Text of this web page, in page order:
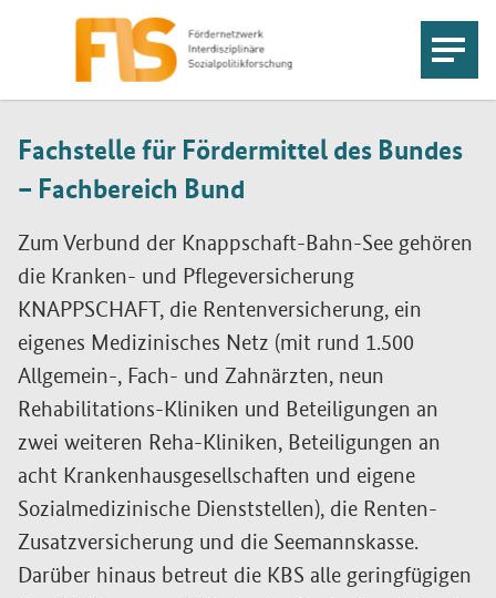
Fachstelle für Fördermittel des Bundes
– Fachbereich Bund
Zum Verbund der Knappschaft-Bahn-See gehören
die Kranken- und Pflegeversicherung
KNAPPSCHAFT, die Rentenversicherung, ein
eigenes Medizinisches Netz (mit rund 1.500
Allgemein-, Fach- und Zahnärzten, neun
Rehabilitations-Kliniken und Beteiligungen an
zwei weiteren Reha-Kliniken, Beteiligungen an
acht Krankenhausgesellschaften und eigene
Sozialmedizinische Dienststellen), die Renten-
Zusatzversicherung und die Seemannskasse.
Darüber hinaus betreut die KBS alle geringfügigen